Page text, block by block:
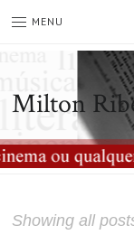
MENU
Milton
Showing all